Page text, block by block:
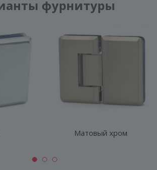
фурнитуры
Матовый хром